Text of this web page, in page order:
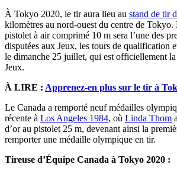
À Tokyo 2020, le tir aura lieu au stand de tir
kilomètres au nord-ouest du centre de Tokyo.
pistolet à air comprimé 10 m sera l’une des
disputées aux Jeux, les tours de qualification
le dimanche 25 juillet, qui est officiellement
Jeux.
À LIRE : Apprenez-en plus sur le tir à
Le Canada a remporté neuf médailles
récente à Los Angeles 1984, où Linda Thom
d’or au pistolet 25 m, devenant ainsi la
remporter une médaille olympique en tir.
Tireuse d’Équipe Canada à Tokyo 2020 :